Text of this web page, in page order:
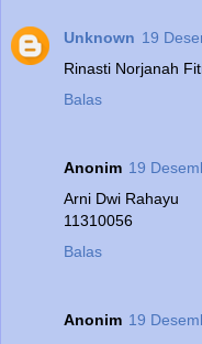
Unknown 19
Rinasti Norjanah
Balas
Anonim 19
Arni Dwi Rahayu
11310056
Balas
Anonim 19